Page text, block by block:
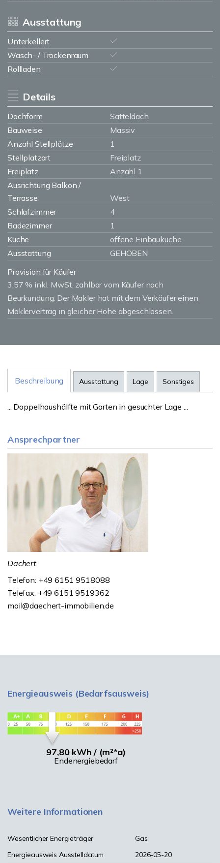
Ausstattung
Unterkellert
Wasch- / Trockenraum
Rollladen
Details
Dachform
Satteldach
Bauweise
Massiv
Anzahl Stellplätze
1
Stellplatzart
Freiplatz
Freiplatz
Anzahl 1
Ausrichtung Balkon /
Terrasse
West
Schlafzimmer
4
Badezimmer
1
Küche
offene Einbauküche
Ausstattung
GEHOBEN
Provision für Käufer
3,57 % inkl. MwSt, zahlbar vom Käufer nach
Beurkundung. Der Makler hat mit dem Verkäufer einen
Maklervertrag in gleicher Höhe abgeschlossen.
Beschreibung Ausstattung Lage Sonstiges
... Doppelhaushälfte mit Garten in gesuchter Lage ...
Ansprechpartner
Dächert
Telefon: +49 6151 9518088
Telefax: +49 6151 9519362
mail@daechert-immobilien.de
Energieausweis (Bedarfsausweis)
97,80 kWh / (m²*a)
Endenergiebedarf
Weitere Informationen
Wesentlicher Energieträger
Gas
Energieausweis Ausstelldatum
2026-05-20